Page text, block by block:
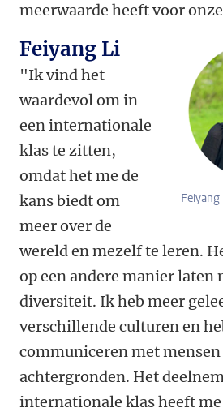
meerwaarde heeft voor
Feiyang
Feiyang Li
"Ik vind het
waardevol om in
een internationale
klas te zitten,
omdat het me de
kans biedt om
meer over de
wereld en mezelf te leren.
op een andere manier laten
diversiteit. Ik heb meer
verschillende culturen en
communiceren met
achtergronden. Het
internationale klas heeft